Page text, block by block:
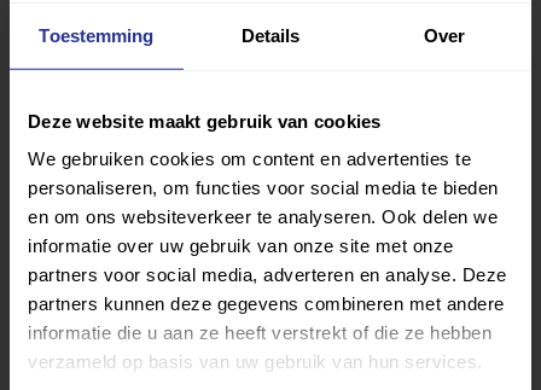
Toestemming Details Over
Deze website maakt gebruik van cookies
We gebruiken cookies om content en advertenties te
personaliseren, om functies voor social media te bieden
en om ons websiteverkeer te analyseren. Ook delen we
informatie over uw gebruik van onze site met onze
partners voor social media, adverteren en analyse. Deze
partners kunnen deze gegevens combineren met andere
informatie die u aan ze heeft verstrekt of die ze hebben
verzameld op basis van uw gebruik van hun services.
Walking Football
Sportpark De Braaken